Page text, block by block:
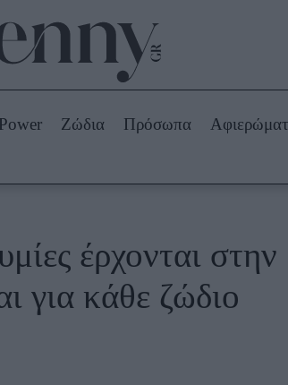
Beauty -
Ομορφιά
Skincare
Μακιγιάζ
Ζώδια
Ζώδια Πρόσωπα
έρχονται στην
για κάθε ζώδιο